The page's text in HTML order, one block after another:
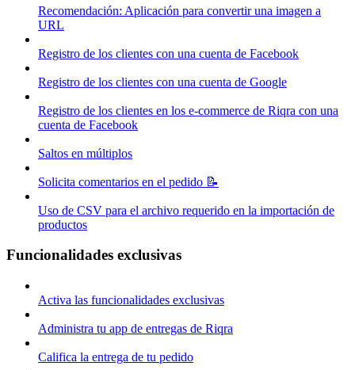
Recomendación: Aplicación para convertir una imagen a
URL
Registro de los clientes con una cuenta de Facebook
Registro de los clientes con una cuenta de Google
Registro de los clientes en los e-commerce de Riqra con una
cuenta de Facebook
Saltos en múltiplos
Solicita comentarios en el pedido 📝
Uso de CSV para el archivo requerido en la importación de
productos
Funcionalidades exclusivas
Activa las funcionalidades exclusivas
Administra tu app de entregas de Riqra
Califica la entrega de tu pedido